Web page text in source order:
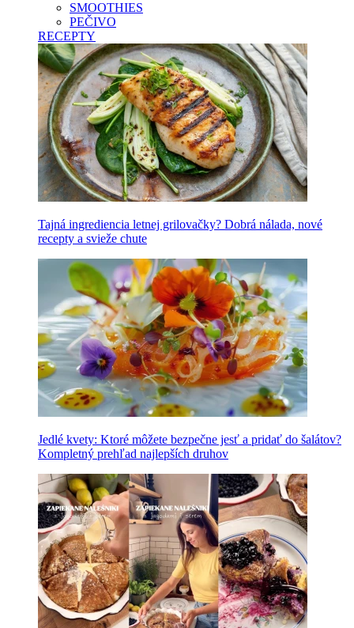
SMOOTHIES
PEČIVO
RECEPTY
Tajná ingrediencia letnej grilovačky? Dobrá nálada, nové
recepty a svieže chute
Jedlé kvety: Ktoré môžete bezpečne jesť a pridať do šalátov?
Kompletný prehľad najlepších druhov